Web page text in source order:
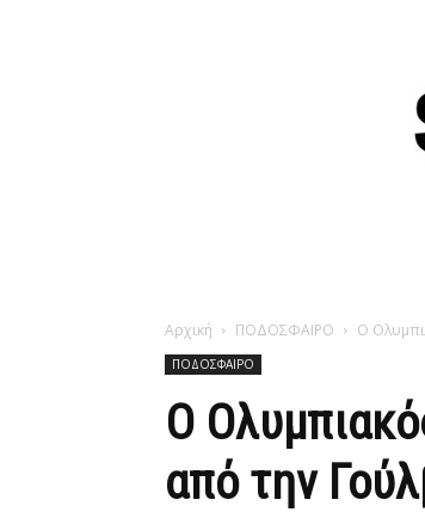
Αρχική ΠΟΔΟΣΦΑΙΡΟ Ο
ΠΟΔΟΣΦΑΙΡΟ
Ο
από την